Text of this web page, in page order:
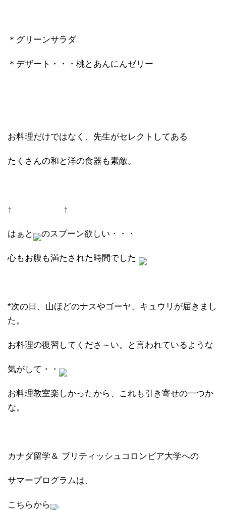
＊グリーンサラダ
＊デザート・・・桃とあんにんゼリー
お料理だけではなく、先生がセレクトしてある
たくさんの和と洋の食器も素敵。
↑ ↑
はぁと のスプーン欲しい・・・
心もお腹も満たされた時間でした
*次の日、山ほどのナスやゴーヤ、キュウリが届きまし
た。
お料理の復習してくださ～い。と言われているような
気がして・・
お料理教室楽しかったから、これも引き寄せの一つか
な。
カナダ留学＆ ブリティッシュコロンビア大学への
サマープログラムは、
こちらから